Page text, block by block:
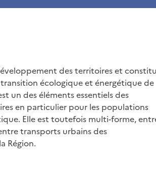
des territoires et
écologique et énergétique de
un des éléments essentiels des
en particulier pour les populations
Elle est toutefois multi-forme,
transports urbains des
Région.